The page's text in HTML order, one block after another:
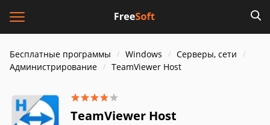
Бесплатные программы Windows
Серверы, сети
Администрирование
TeamViewer Host
TeamViewer Host